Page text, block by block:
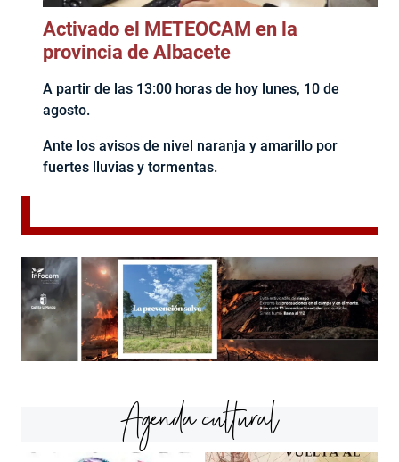
Activado el METEOCAM en la
provincia de Albacete
A partir de las 13:00 horas de hoy lunes, 10 de
agosto.
Ante los avisos de nivel naranja y amarillo por
fuertes lluvias y tormentas.
Agenda cultural